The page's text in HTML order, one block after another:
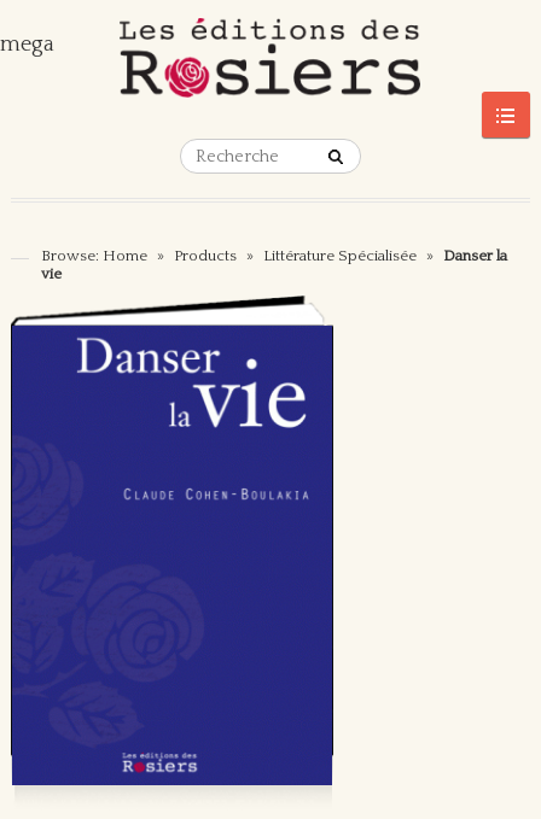
mega
Browse: Home » Products » Littérature Spécialisée »
Danser la
vie